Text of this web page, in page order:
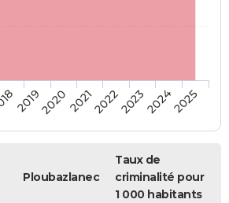
2019202020212022202320242025
Ploubazlanec
Taux de
criminalité pour
1 000 habitants